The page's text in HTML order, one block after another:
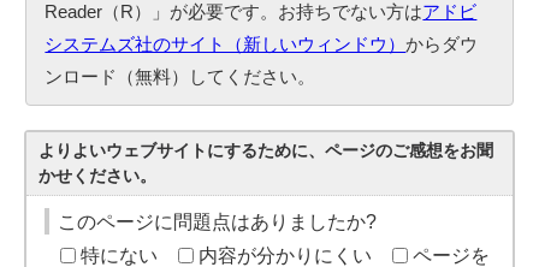
Reader（R）」が必要です。お持ちでない方はアドビ
システムズ社のサイト（新しいウィンドウ）からダウ
ンロード（無料）してください。
よりよいウェブサイトにするために、ページのご感想をお聞
かせください。
このページに問題点はありましたか?
特にない
内容が分かりにくい
ページを